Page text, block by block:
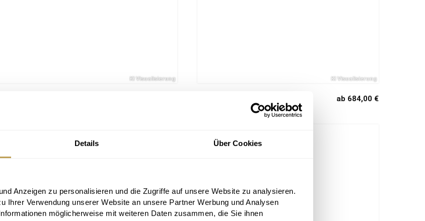
Details Über Cookies
Anzeigen zu personalisieren und die Zugriffe auf unsere Website zu analysieren.
Ihrer Verwendung unserer Website an unsere Partner Werbung und Analysen
möglicherweise mit weiteren Daten zusammen, die Sie ihnen
ab 684,00 €